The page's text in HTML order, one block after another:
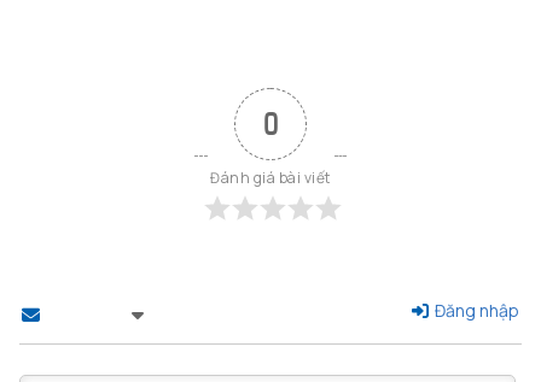
0
Đánh giá bài viết
Đăng nhập